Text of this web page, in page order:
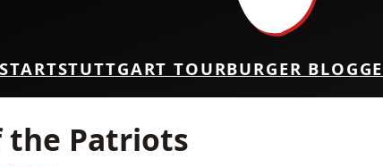
STARTSTUTTGART TOURBURGER BLOG
the Patriots